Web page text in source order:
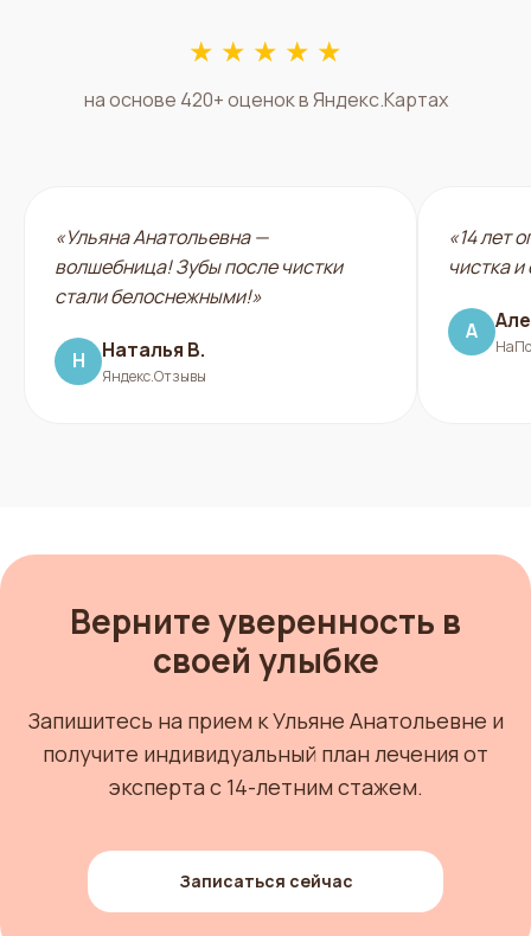
★ ★ ★ ★ ★
на основе 420+ оценок в Яндекс.Картах
«Ульяна Анатольевна —
волшебница! Зубы после чистки
стали белоснежными!»
Н Наталья В.
Яндекс.Отзывы
«14 лет
чистка
А
Верните уверенность в
своей улыбке
Запишитесь на прием к Ульяне Анатольевне и
получите индивидуальный план лечения от
эксперта с 14-летним стажем.
Записаться сейчас